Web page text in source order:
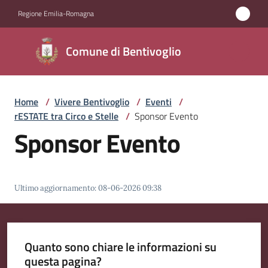
Regione Emilia-Romagna
Comune di Bentivoglio
Comune di
Bentivoglio
Amministrazione
Novità
Vivere
Bentivoglio
Home / Vivere Bentivoglio / Eventi /
rESTATE tra Circo e Stelle / Sponsor Evento
Sponsor Evento
Ultimo aggiornamento:08-06-2026 09:38
Quanto sono chiare le informazioni su
questa pagina?